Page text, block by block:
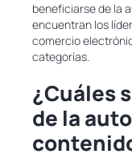
beneficiarse de la
encuentran los
comercio
categorías.
¿Cuáles
de la